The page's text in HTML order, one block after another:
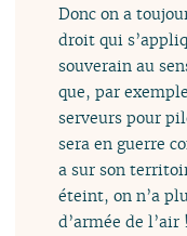
Donc on a
droit qui
souverain au
que, par
serveurs pour
sera en guerre
a sur son
éteint, on n’a
d’armée de